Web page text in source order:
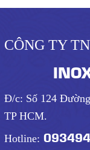
CÔNG TY
INOX
Đ/c: Số 124
TP HCM.
Hotline: